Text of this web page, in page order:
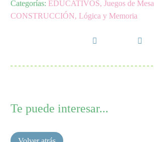
Categorías: EDUCATIVOS, Juegos de Mesa
CONSTRUCCIÓN, Lógica y Memoria
Te puede interesar...